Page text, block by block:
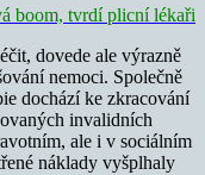
boom, tvrdí plicní lékaři
dovede ale výrazně
nemoci. Společně
dochází ke zkracování
invalidních
ale i v sociálním
náklady vyšplhaly